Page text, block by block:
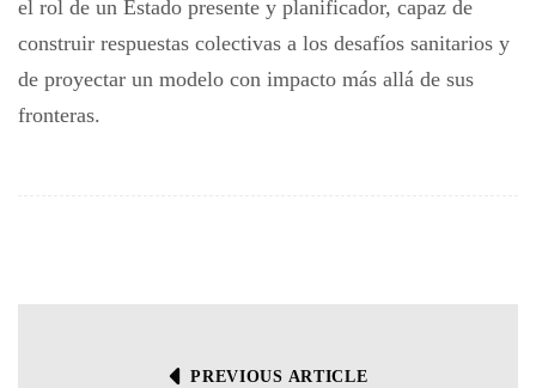
el rol de un Estado presente y planificador, capaz de
construir respuestas colectivas a los desafíos sanitarios y
de proyectar un modelo con impacto más allá de sus
fronteras.
PREVIOUS ARTICLE